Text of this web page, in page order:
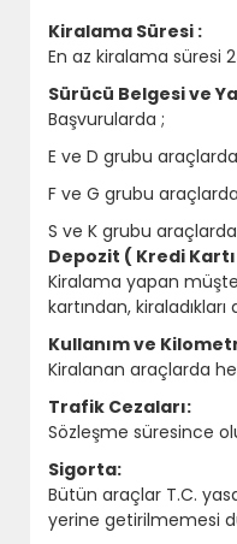
Kiralama Süresi :
En az kiralama süresi
Sürücü Belgesi ve
Başvurularda ;
E ve D grubu
F ve G grubu
S ve K grubu
Depozit ( Kredi Kartı
Kiralama yapan
kartından,
Kullanım ve
Kiralanan araçlarda
Trafik Cezaları:
Sözleşme süresince
Sigorta:
Bütün araçlar T.C.
yerine getirilmemesi